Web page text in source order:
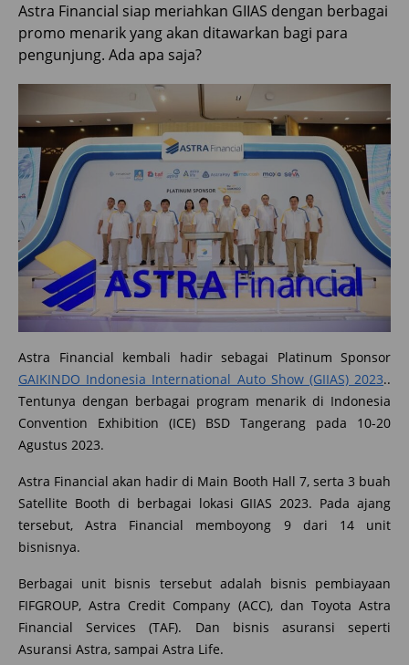
Astra Financial siap meriahkan GIIAS dengan berbagai
promo menarik yang akan ditawarkan bagi para
pengunjung. Ada apa saja?
Astra Financial kembali hadir sebagai Platinum Sponsor
GAIKINDO Indonesia International Auto Show (GIIAS) 2023..
Tentunya dengan berbagai program menarik di Indonesia
Convention Exhibition (ICE) BSD Tangerang pada 10-20
Agustus 2023.
Astra Financial akan hadir di Main Booth Hall 7, serta 3 buah
Satellite Booth di berbagai lokasi GIIAS 2023. Pada ajang
tersebut, Astra Financial memboyong 9 dari 14 unit
bisnisnya.
Berbagai unit bisnis tersebut adalah bisnis pembiayaan
FIFGROUP, Astra Credit Company (ACC), dan Toyota Astra
Financial Services (TAF). Dan bisnis asuransi seperti
Asuransi Astra, sampai Astra Life.